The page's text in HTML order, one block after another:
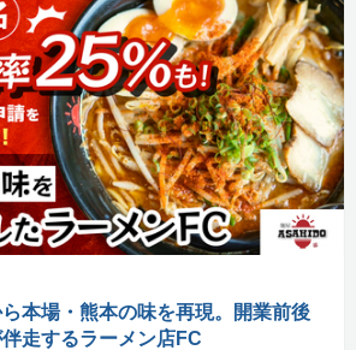
本場・熊本の味を再現。開業前後
走するラーメン店FC